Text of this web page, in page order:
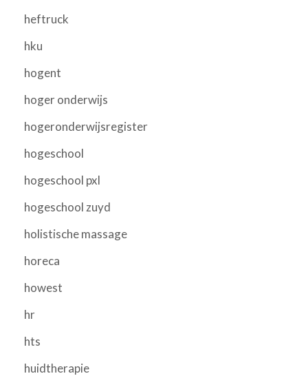
heftruck
hku
hogent
hoger onderwijs
hogeronderwijsregister
hogeschool
hogeschool pxl
hogeschool zuyd
holistische massage
horeca
howest
hr
hts
huidtherapie